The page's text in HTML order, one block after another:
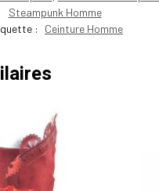
Steampunk Homme
:
Ceinture Homme